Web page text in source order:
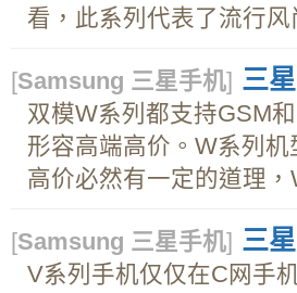
看，此系列代表了流行
[Samsung 三星手机] 三
双模W系列都支持GSM
形容高端高价。W系列
高价必然有一定的道理
[Samsung 三星手机] 三
V系列手机仅仅在C网手